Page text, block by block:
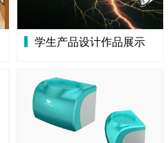
学生产品设计作品展示